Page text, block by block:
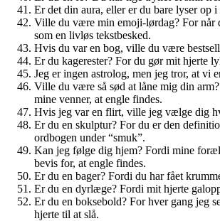
Er det din aura, eller er du bare lyser op i
Ville du være min emoji-lørdag? For når
som en livløs tekstbesked.
Hvis du var en bog, ville du være
Er du kagerester? For du gør mit hjerte
Jeg er ingen astrolog, men jeg tror, at vi
Ville du være så sød at låne mig din
mine venner, at engle findes.
Hvis jeg var en flirt, ville jeg vælge dig
Er du en skulptur? For du er den
ordbogen under “smuk”.
Kan jeg følge dig hjem? Fordi mine
bevis for, at engle findes.
Er du en bager? Fordi du har fået
Er du en dyrlæge? Fordi mit hjerte
Er du en boksebold? For hver gang jeg
hjerte til at slå.